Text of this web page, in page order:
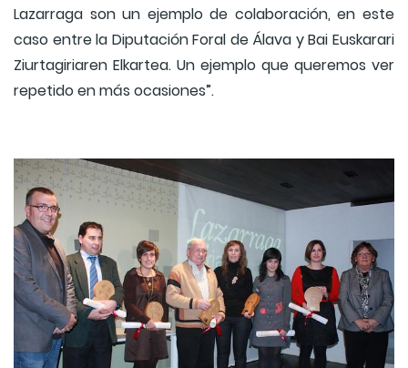
Lazarraga son un ejemplo de colaboración, en este
caso entre la Diputación Foral de Álava y Bai Euskarari
Ziurtagiriaren Elkartea. Un ejemplo que queremos ver
repetido en más ocasiones”.